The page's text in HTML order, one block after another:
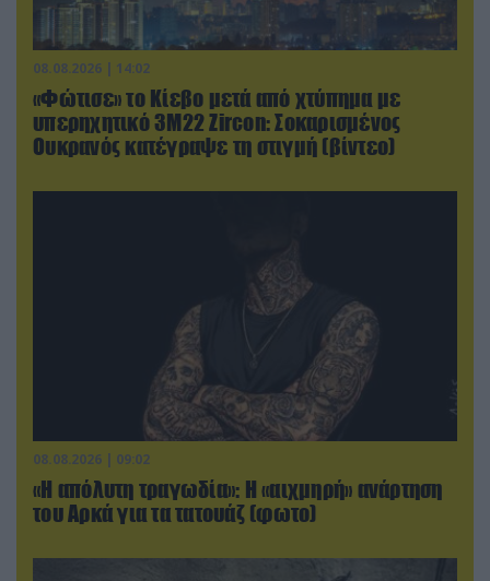
08.08.2026 | 14:02
«Φώτισε» το Κίεβο μετά από χτύπημα με
υπερηχητικό 3M22 Zircon: Σοκαρισμένος
Ουκρανός κατέγραψε τη στιγμή (βίντεο)
08.08.2026 | 09:02
«Η απόλυτη τραγωδία»: Η «αιχμηρή» ανάρτηση
του Αρκά για τα τατουάζ (φωτο)